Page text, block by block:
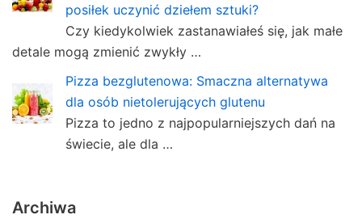
posiłek uczynić dziełem sztuki?
Czy kiedykolwiek zastanawiałeś się, jak małe
detale mogą zmienić zwykły …
Pizza bezglutenowa: Smaczna alternatywa
dla osób nietolerujących glutenu
Pizza to jedno z najpopularniejszych dań na
świecie, ale dla …
Archiwa